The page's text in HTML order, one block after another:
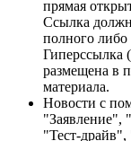
прямая
Ссылка
полного либо
Гиперссылка
размещена в
материала.
Новости с
"Тест-